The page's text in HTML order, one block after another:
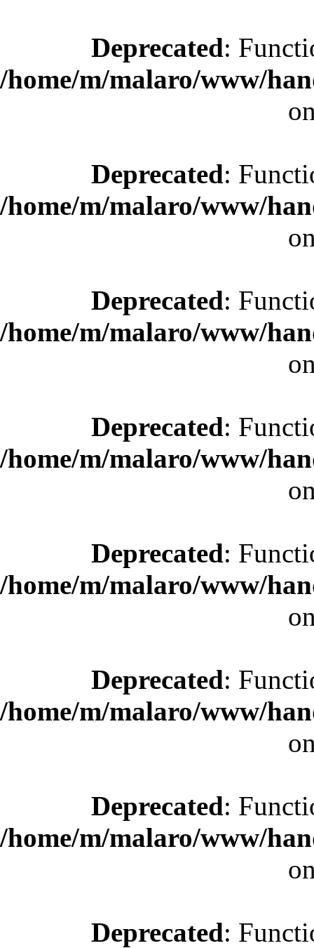
Deprecated:
/home/m/malaro/www/
Deprecated:
/home/m/malaro/www/
Deprecated:
/home/m/malaro/www/
Deprecated:
/home/m/malaro/www/
Deprecated:
/home/m/malaro/www/
Deprecated:
/home/m/malaro/www/
Deprecated:
/home/m/malaro/www/
Deprecated: